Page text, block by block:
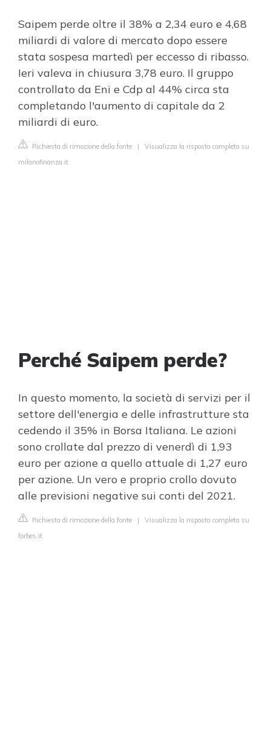
Saipem perde oltre il 38% a 2,34 euro e 4,68
miliardi di valore di mercato dopo essere
stata sospesa martedì per eccesso di ribasso.
Ieri valeva in chiusura 3,78 euro. Il gruppo
controllato da Eni e Cdp al 44% circa sta
completando l'aumento di capitale da 2
miliardi di euro.
Richiesta di rimozione della fonte | Visualizza la risposta completa su
milanofinanza.it
Perché Saipem perde?
In questo momento, la società di servizi per il
settore dell'energia e delle infrastrutture sta
cedendo il 35% in Borsa Italiana. Le azioni
sono crollate dal prezzo di venerdì di 1,93
euro per azione a quello attuale di 1,27 euro
per azione. Un vero e proprio crollo dovuto
alle previsioni negative sui conti del 2021.
Richiesta di rimozione della fonte | Visualizza la risposta completa su
forbes.it